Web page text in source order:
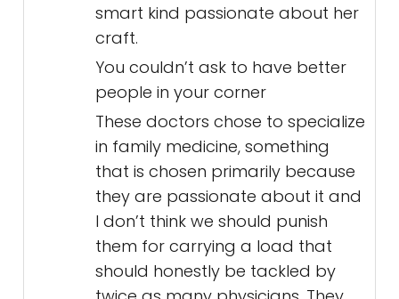
smart kind passionate about her
craft.
You couldn’t ask to have better
people in your corner
These doctors chose to specialize
in family medicine, something
that is chosen primarily because
they are passionate about it and
I don’t think we should punish
them for carrying a load that
should honestly be tackled by